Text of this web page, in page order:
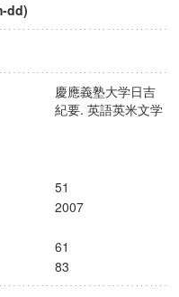
dd)
慶應義塾大学日吉
紀要. 英語英米文学
51
2007
61
83